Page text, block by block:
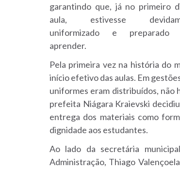
garantindo que, já no primeiro
aula, estivesse
uniformizado e preparado
aprender.
Pela primeira vez na história do
início efetivo das aulas. Em
uniformes eram distribuídos, não
prefeita Niágara Kraievski
entrega dos materiais como
dignidade aos estudantes.
Ao lado da secretária
Administração, Thiago